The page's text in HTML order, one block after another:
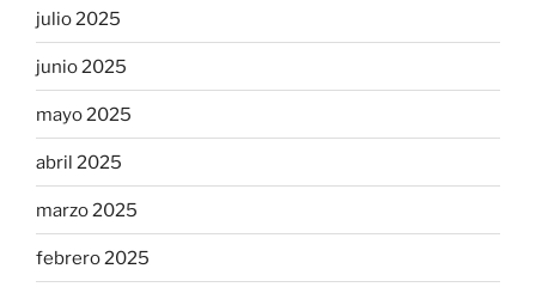
julio 2025
junio 2025
mayo 2025
abril 2025
marzo 2025
febrero 2025